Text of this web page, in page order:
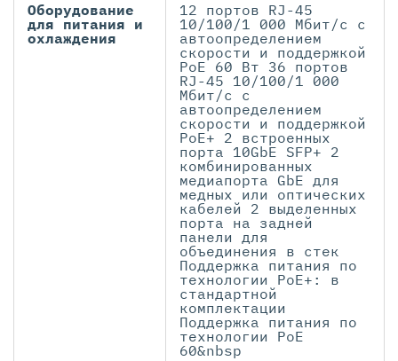
Оборудование
для питания и
охлаждения
12 портов RJ-45
10/100/1 000 Мбит/с с
автоопределением
скорости и поддержкой
PoE 60 Вт 36 портов
RJ-45 10/100/1 000
Мбит/с с
автоопределением
скорости и поддержкой
PoE+ 2 встроенных
порта 10GbE SFP+ 2
комбинированных
медиапорта GbE для
медных или оптических
кабелей 2 выделенных
порта на задней
панели для
объединения в стек
Поддержка питания по
технологии PoE+: в
стандартной
комплектации
Поддержка питания по
технологии PoE
60&nbsp